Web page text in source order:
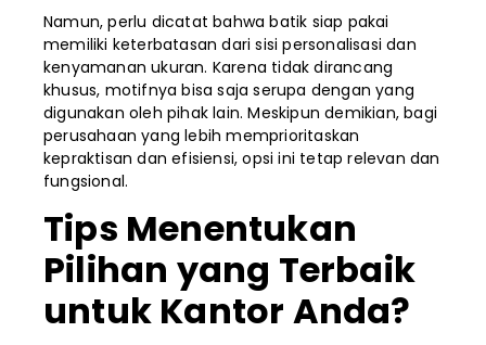
Namun, perlu dicatat bahwa batik siap pakai
memiliki keterbatasan dari sisi personalisasi dan
kenyamanan ukuran. Karena tidak dirancang
khusus, motifnya bisa saja serupa dengan yang
digunakan oleh pihak lain. Meskipun demikian, bagi
perusahaan yang lebih memprioritaskan
kepraktisan dan efisiensi, opsi ini tetap relevan dan
fungsional.
Tips Menentukan
Pilihan yang Terbaik
untuk Kantor Anda?